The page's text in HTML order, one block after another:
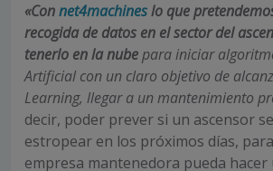
«Connet4machineslo que
recogida de datos en el sector del
tenerlo en la nubepara iniciar
Artificial con un claro objetivo de
Learning, llegar a un mantenimiento
decir, poder prever si un ascensor
estropear en los próximos días,
empresa mantenedora pueda hacer